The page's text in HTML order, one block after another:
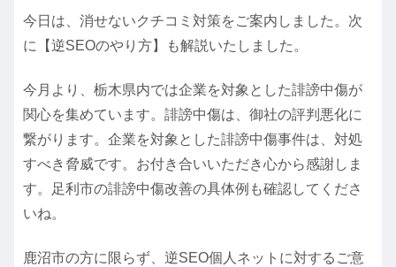
今日は、 消せないクチコミ対策をご案内しました。次
に【逆SEOのやり方】も解説いたしました。
今月より、栃木県内では企業を対象とした誹謗中傷が
関心を集めています。誹謗中傷は、御社の評判悪化に
繋がります。企業を対象とした誹謗中傷事件は、対処
すべき脅威です。お付き合いいただき心から感謝しま
す。足利市の誹謗中傷改善の具体例も確認してくださ
いね。
鹿沼市の方に限らず、逆SEO個人ネットに対するご意